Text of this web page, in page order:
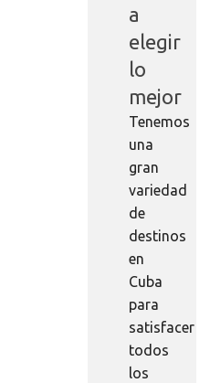
a
elegir
lo
mejor
Tenemos
una
gran
variedad
de
destinos
en
Cuba
para
satisfacer
todos
los